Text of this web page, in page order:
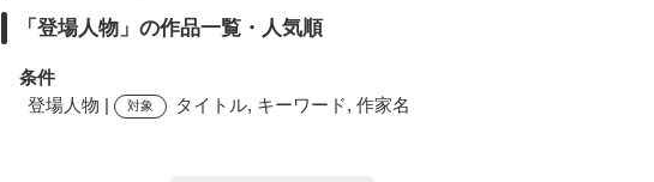
「登場人物」の作品一覧・人気順
条件
登場人物 |
対象 タイトル, キーワード, 作家名